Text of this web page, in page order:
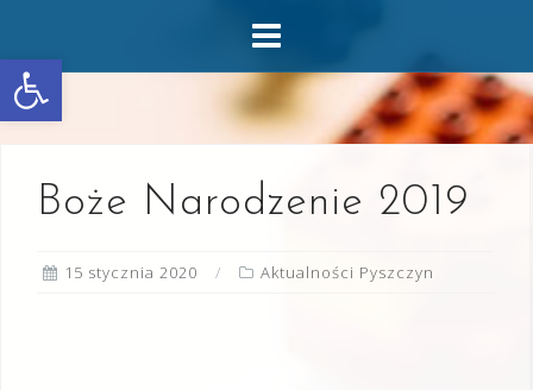
Otwórz pasek narzędzi
content
Boże Narodzenie 2019
15 stycznia 2020 Aktualności Pyszczyn